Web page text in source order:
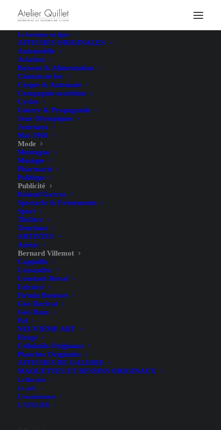
La boutique en ligne
AFFICHES ORIGINALES
Automobile
Aviation
Boisson & Alimentation
Chemin de fer
Cirque & Automate
Compagnie maritime
Cycles
Guerre & Propagande
Jeux Olympiques
Journaux
Mai 1968
Mode
Montagne
Musique
Pharmacie
Politique
Publicité
Roland Garros
Spectacle & Évènements
Sport
Théâtre
Tourisme
ARTISTES
Auriac
Bernard Villemot
Cappiello
Cassandre
Constant-Duval
Falcucci
Firmin Bouisset
Géo Dorival
Géo Ham
Pal
NEUVIÈME ART
Hergé
Celluloïds Originaux
Planches Originales
AFFICHES DE GALERIE
MAQUETTES ET DESSINS ORIGINAUX
La librairie
Le café
L’encadrement
L’ATELIER
840,00€
Lithographie – 1971 – 67,2 x 53 cm
État :A
quantité
de
Les
AJOUTER AU PANIER